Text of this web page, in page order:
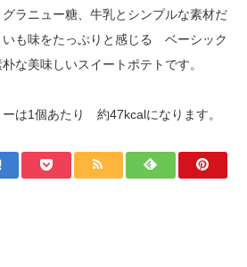
ラニュー糖、牛乳とシンプルな素材だ
も味をたっぷりと感じる ベーシック
な美味しいスイートポテトです。
は1個あたり 約47kcalになります。